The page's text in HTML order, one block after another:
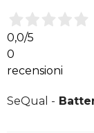
0,0/5
0
recensioni
SeQual -